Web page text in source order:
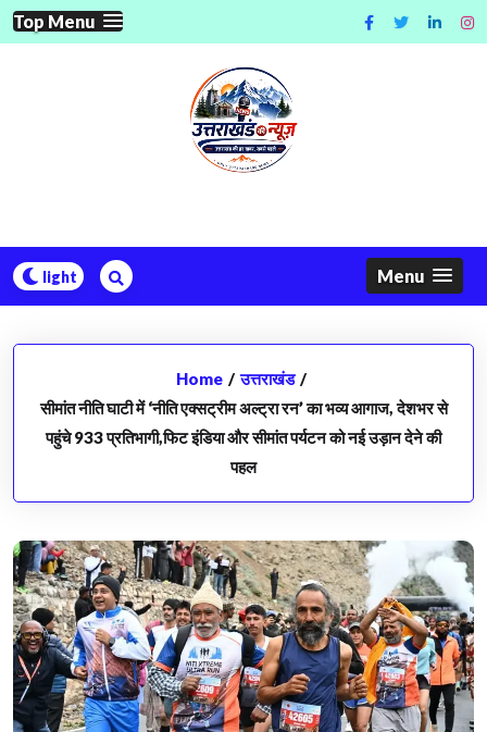
Skip
to
Top Menu
Menu
Home / उत्तराखंड /
सीमांत नीति घाटी में ‘नीति एक्सट्रीम अल्ट्रा रन’ का भव्य आगाज, देशभर से
पहुंचे 933 प्रतिभागी,फिट इंडिया और सीमांत पर्यटन को नई उड़ान देने की
पहल